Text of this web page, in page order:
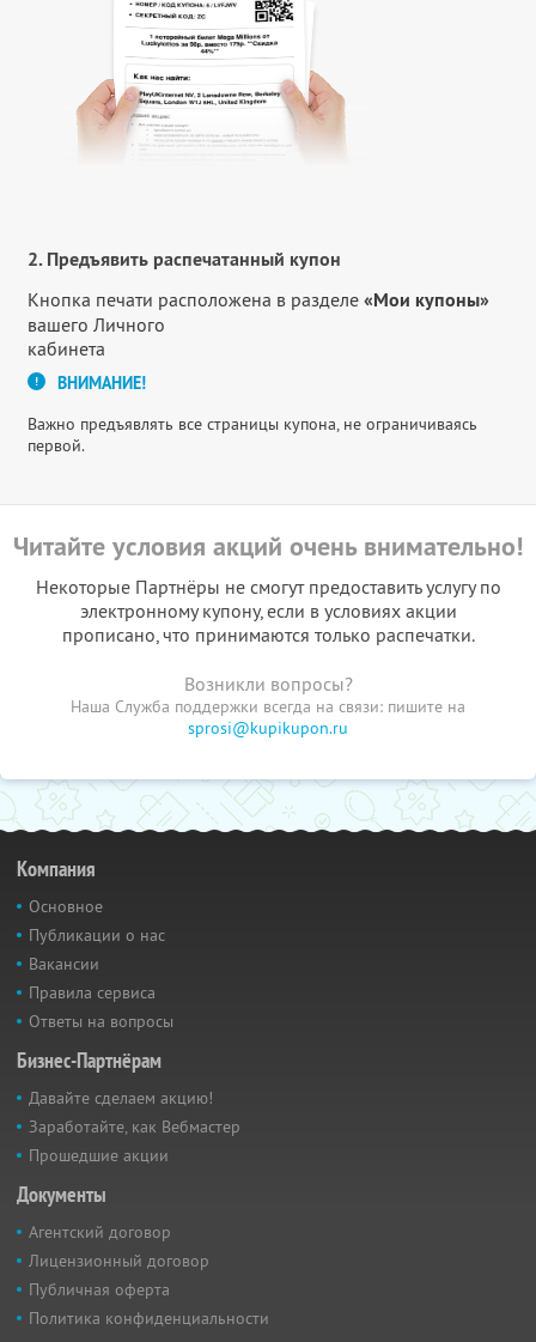
2. Предъявить распечатанный купон
Кнопка печати расположена в разделе «Мои купоны»
вашего Личного
кабинета
ВНИМАНИЕ!
Важно предъявлять все страницы купона, не ограничиваясь
первой.
Читайте условия акций очень внимательно!
Некоторые Партнёры не смогут предоставить услугу по
электронному купону, если в условиях акции
прописано, что принимаются только распечатки.
Возникли вопросы?
Наша Служба поддержки всегда на связи: пишите на
sprosi@kupikupon.ru
Компания
Основное
Публикации о нас
Вакансии
Правила сервиса
Ответы на вопросы
Бизнес-Партнёрам
Давайте сделаем акцию!
Заработайте, как Вебмастер
Прошедшие акции
Документы
Агентский договор
Лицензионный договор
Публичная оферта
Политика конфиденциальности